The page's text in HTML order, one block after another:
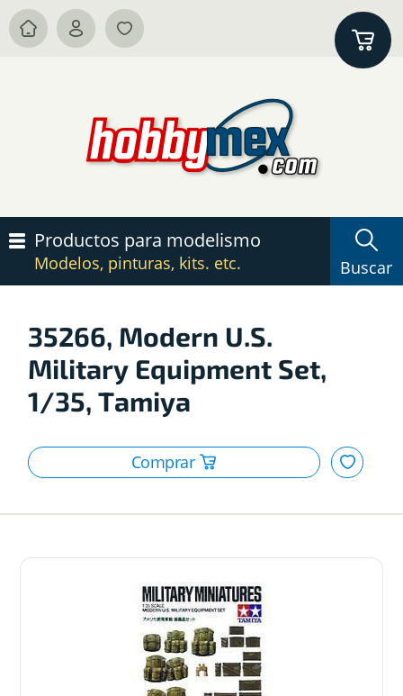
35266, Modern U.S.
Military Equipment Set,
1/35, Tamiya
Productos para modelismo
Modelos, pinturas, kits. etc. Buscar